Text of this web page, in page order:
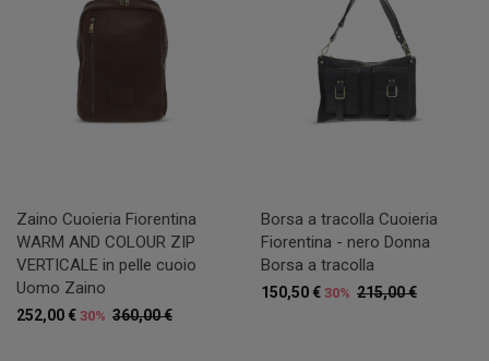
Zaino Cuoieria Fiorentina
WARM AND COLOUR ZIP
VERTICALE in pelle cuoio
Uomo Zaino
360,00 €
252,00 € 30%
Borsa a tracolla Cuoieria
Fiorentina - nero Donna
Borsa a tracolla
215,00 €
150,50 € 30%